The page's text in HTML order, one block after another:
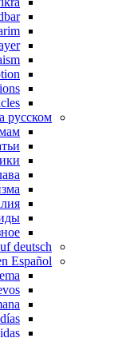
русском
deutsch
Español